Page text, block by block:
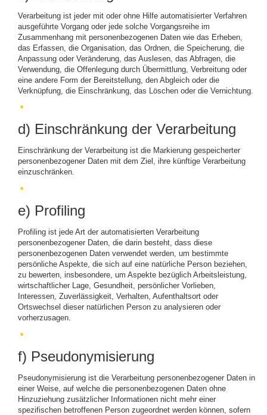
Verarbeitung ist jeder mit oder ohne Hilfe automatisierter Verfahren
ausgeführte Vorgang oder jede solche Vorgangsreihe im
Zusammenhang mit personenbezogenen Daten wie das Erheben,
das Erfassen, die Organisation, das Ordnen, die Speicherung, die
Anpassung oder Veränderung, das Auslesen, das Abfragen, die
Verwendung, die Offenlegung durch Übermittlung, Verbreitung oder
eine andere Form der Bereitstellung, den Abgleich oder die
Verknüpfung, die Einschränkung, das Löschen oder die Vernichtung.
d) Einschränkung der Verarbeitung
Einschränkung der Verarbeitung ist die Markierung gespeicherter
personenbezogener Daten mit dem Ziel, ihre künftige Verarbeitung
einzuschränken.
e) Profiling
Profiling ist jede Art der automatisierten Verarbeitung
personenbezogener Daten, die darin besteht, dass diese
personenbezogenen Daten verwendet werden, um bestimmte
persönliche Aspekte, die sich auf eine natürliche Person beziehen,
zu bewerten, insbesondere, um Aspekte bezüglich Arbeitsleistung,
wirtschaftlicher Lage, Gesundheit, persönlicher Vorlieben,
Interessen, Zuverlässigkeit, Verhalten, Aufenthaltsort oder
Ortswechsel dieser natürlichen Person zu analysieren oder
vorherzusagen.
f) Pseudonymisierung
Pseudonymisierung ist die Verarbeitung personenbezogener Daten in
einer Weise, auf welche die personenbezogenen Daten ohne
Hinzuziehung zusätzlicher Informationen nicht mehr einer
spezifischen betroffenen Person zugeordnet werden können, sofern